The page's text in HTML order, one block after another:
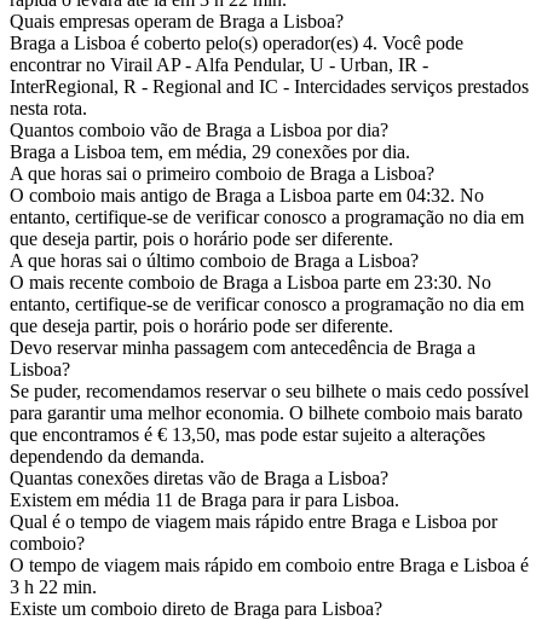
Quais empresas operam de Braga a Lisboa?
Braga a Lisboa é coberto pelo(s) operador(es) 4. Você pode
encontrar no Virail AP - Alfa Pendular, U - Urban, IR -
InterRegional, R - Regional and IC - Intercidades serviços prestados
nesta rota.
Quantos comboio vão de Braga a Lisboa por dia?
Braga a Lisboa tem, em média, 29 conexões por dia.
A que horas sai o primeiro comboio de Braga a Lisboa?
O comboio mais antigo de Braga a Lisboa parte em 04:32. No
entanto, certifique-se de verificar conosco a programação no dia em
que deseja partir, pois o horário pode ser diferente.
A que horas sai o último comboio de Braga a Lisboa?
O mais recente comboio de Braga a Lisboa parte em 23:30. No
entanto, certifique-se de verificar conosco a programação no dia em
que deseja partir, pois o horário pode ser diferente.
Devo reservar minha passagem com antecedência de Braga a
Lisboa?
Se puder, recomendamos reservar o seu bilhete o mais cedo possível
para garantir uma melhor economia. O bilhete comboio mais barato
que encontramos é € 13,50, mas pode estar sujeito a alterações
dependendo da demanda.
Quantas conexões diretas vão de Braga a Lisboa?
Existem em média 11 de Braga para ir para Lisboa.
Qual é o tempo de viagem mais rápido entre Braga e Lisboa por
comboio?
O tempo de viagem mais rápido em comboio entre Braga e Lisboa é
3 h 22 min.
Existe um comboio direto de Braga para Lisboa?